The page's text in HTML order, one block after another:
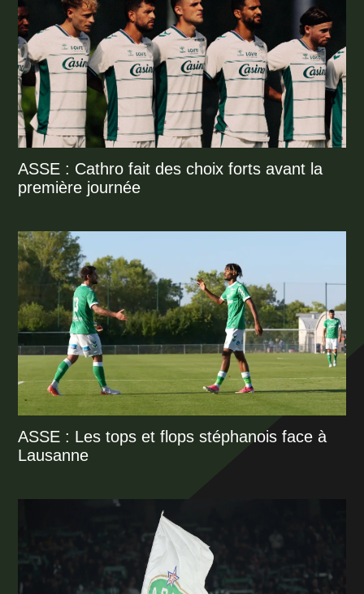
ASSE : Cathro fait des choix forts avant la
première journée
ASSE : Les tops et flops stéphanois face à
Lausanne